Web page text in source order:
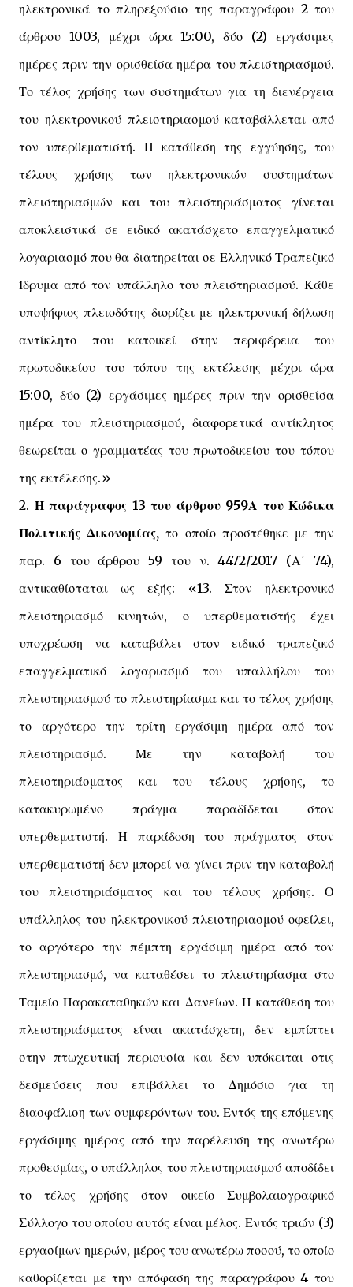
ηλεκτρονικά το πληρεξούσιο της παραγράφου 2 του
άρθρου 1003, μέχρι ώρα 15:00, δύο (2) εργάσιμες
ημέρες πριν την ορισθείσα ημέρα του πλειστηριασμού.
Το τέλος χρήσης των συστημάτων για τη διενέργεια
του ηλεκτρονικού πλειστηριασμού καταβάλλεται από
τον υπερθεματιστή. Η κατάθεση της εγγύησης, του
τέλους χρήσης των ηλεκτρονικών συστημάτων
πλειστηριασμών και του πλειστηριάσματος γίνεται
αποκλειστικά σε ειδικό ακατάσχετο επαγγελματικό
λογαριασμό που θα διατηρείται σε Ελληνικό Τραπεζικό
Ίδρυμα από τον υπάλληλο του πλειστηριασμού. Κάθε
υποψήφιος πλειοδότης διορίζει με ηλεκτρονική δήλωση
αντίκλητο που κατοικεί στην περιφέρεια του
πρωτοδικείου του τόπου της εκτέλεσης μέχρι ώρα
15:00, δύο (2) εργάσιμες ημέρες πριν την ορισθείσα
ημέρα του πλειστηριασμού, διαφορετικά αντίκλητος
θεωρείται ο γραμματέας του πρωτοδικείου του τόπου
της εκτέλεσης.»
2. Η παράγραφος 13 του άρθρου 959Α του Κώδικα
Πολιτικής Δικονομίας,το οποίο προστέθηκε με την
παρ. 6 του άρθρου 59 του ν. 4472/2017 (Α΄ 74),
αντικαθίσταται ως εξής: «13. Στον ηλεκτρονικό
πλειστηριασμό κινητών, ο υπερθεματιστής έχει
υποχρέωση να καταβάλει στον ειδικό τραπεζικό
επαγγελματικό λογαριασμό του υπαλλήλου του
πλειστηριασμού το πλειστηρίασμα και το τέλος χρήσης
το αργότερο την τρίτη εργάσιμη ημέρα από τον
πλειστηριασμό. Με την καταβολή του
πλειστηριάσματος και του τέλους χρήσης, το
κατακυρωμένο πράγμα παραδίδεται στον
υπερθεματιστή. Η παράδοση του πράγματος στον
υπερθεματιστή δεν μπορεί να γίνει πριν την καταβολή
του πλειστηριάσματος και του τέλους χρήσης. Ο
υπάλληλος του ηλεκτρονικού πλειστηριασμού οφείλει,
το αργότερο την πέμπτη εργάσιμη ημέρα από τον
πλειστηριασμό, να καταθέσει το πλειστηρίασμα στο
Ταμείο Παρακαταθηκών και Δανείων. Η κατάθεση του
πλειστηριάσματος είναι ακατάσχετη, δεν εμπίπτει
στην πτωχευτική περιουσία και δεν υπόκειται στις
δεσμεύσεις που επιβάλλει το Δημόσιο για τη
διασφάλιση των συμφερόντων του. Εντός της επόμενης
εργάσιμης ημέρας από την παρέλευση της ανωτέρω
προθεσμίας, ο υπάλληλος του πλειστηριασμού αποδίδει
το τέλος χρήσης στον οικείο Συμβολαιογραφικό
Σύλλογο του οποίου αυτός είναι μέλος. Εντός τριών (3)
εργασίμων ημερών, μέρος του ανωτέρω ποσού, το οποίο
καθορίζεται με την απόφαση της παραγράφου 4 του